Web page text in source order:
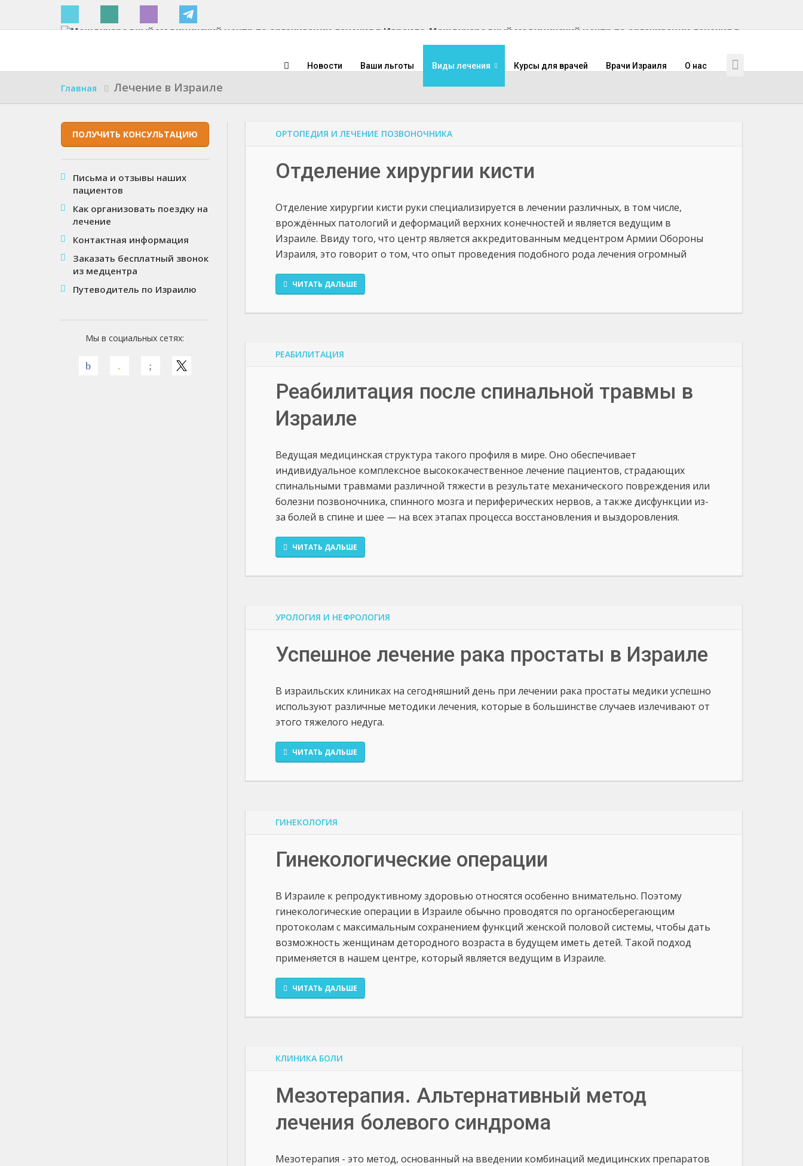
Международный медицинский центр по организации лечения в
Новости Ваши льготы Виды лечения Курсы для врачей Врачи Израиля О нас
Главная Лечение в Израиле
ПОЛУЧИТЬ КОНСУЛЬТАЦИЮ
Письма и отзывы наших
пациентов
Как организовать поездку на
лечение
Контактная информация
Заказать бесплатный звонок
из медцентра
Путеводитель по Израилю
Мы в социальных сетях:
ОРТОПЕДИЯ И ЛЕЧЕНИЕ ПОЗВОНОЧНИКА
Отделение хирургии кисти
Отделение хирургии кисти руки специализируется в лечении различных, в том числе,
врождённых патологий и деформаций верхних конечностей и является ведущим в
Израиле. Ввиду того, что центр является аккредитованным медцентром Армии Обороны
Израиля, это говорит о том, что опыт проведения подобного рода лечения огромный
ЧИТАТЬ ДАЛЬШЕ
РЕАБИЛИТАЦИЯ
Реабилитация после спинальной травмы в
Израиле
Ведущая медицинская структура такого профиля в мире. Оно обеспечивает
индивидуальное комплексное высококачественное лечение пациентов, страдающих
спинальными травмами различной тяжести в результате механического повреждения или
болезни позвоночника, спинного мозга и периферических нервов, а также дисфункции из-
за болей в спине и шее — на всех этапах процесса восстановления и выздоровления.
ЧИТАТЬ ДАЛЬШЕ
УРОЛОГИЯ И НЕФРОЛОГИЯ
Успешное лечение рака простаты в Израиле
В израильских клиниках на сегодняшний день при лечении рака простаты медики успешно
используют различные методики лечения, которые в большинстве случаев излечивают от
этого тяжелого недуга.
ЧИТАТЬ ДАЛЬШЕ
ГИНЕКОЛОГИЯ
Гинекологические операции
В Израиле к репродуктивному здоровью относятся особенно внимательно. Поэтому
гинекологические операции в Израиле обычно проводятся по органосберегающим
протоколам с максимальным сохранением функций женской половой системы, чтобы дать
возможность женщинам детородного возраста в будущем иметь детей. Такой подход
применяется в нашем центре, который является ведущим в Израиле.
ЧИТАТЬ ДАЛЬШЕ
КЛИНИКА БОЛИ
Мезотерапия. Альтернативный метод
лечения болевого синдрома
Мезотерапия - это метод, основанный на введении комбинаций медицинских препаратов